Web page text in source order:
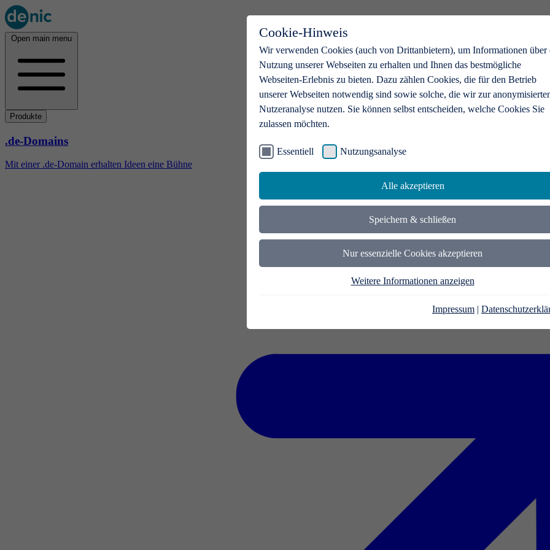
Cookie-Hinweis
Wir verwenden Cookies (auch von Drittanbietern), um Informationen über
Nutzung unserer Webseiten zu erhalten und Ihnen das bestmögliche
Webseiten-Erlebnis zu bieten. Dazu zählen Cookies, die für den Betrieb
unserer Webseiten notwendig sind sowie solche, die wir zur
Nutzeranalyse nutzen. Sie können selbst entscheiden, welche Cookies Sie
zulassen möchten.
Essentiell Nutzungsanalyse
Alle akzeptieren
Speichern & schließen
Nur essenzielle Cookies akzeptieren
Weitere Informationen anzeigen
Impressum |
Open main menu
Produkte
.de-Domains
Mit einer .de-Domain erhalten Ideen eine Bühne